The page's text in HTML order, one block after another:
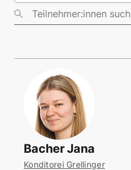
Bacher Jana
Konditorei Grellinger